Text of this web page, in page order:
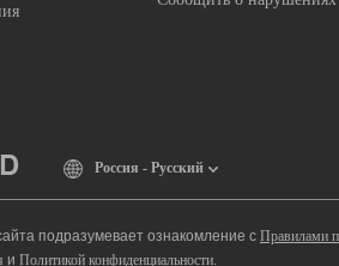
Россия - Русский
подразумевает ознакомление с Правилами
и Политикой конфиденциальности.